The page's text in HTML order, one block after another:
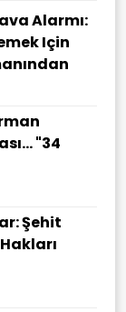
Alarmı:
Için
"34
Şehit